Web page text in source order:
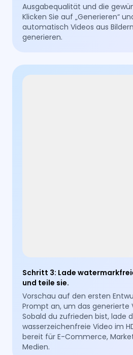
Ausgabequalität und die
Klicken Sie auf „Generieren“
automatisch Videos aus
generieren.
Schritt 3: Lade
und teile sie.
Vorschau auf den ersten
Prompt an, um das generierte
Sobald du zufrieden bist, lade
wasserzeichenfreie Video im
bereit für E-Commerce,
Medien.